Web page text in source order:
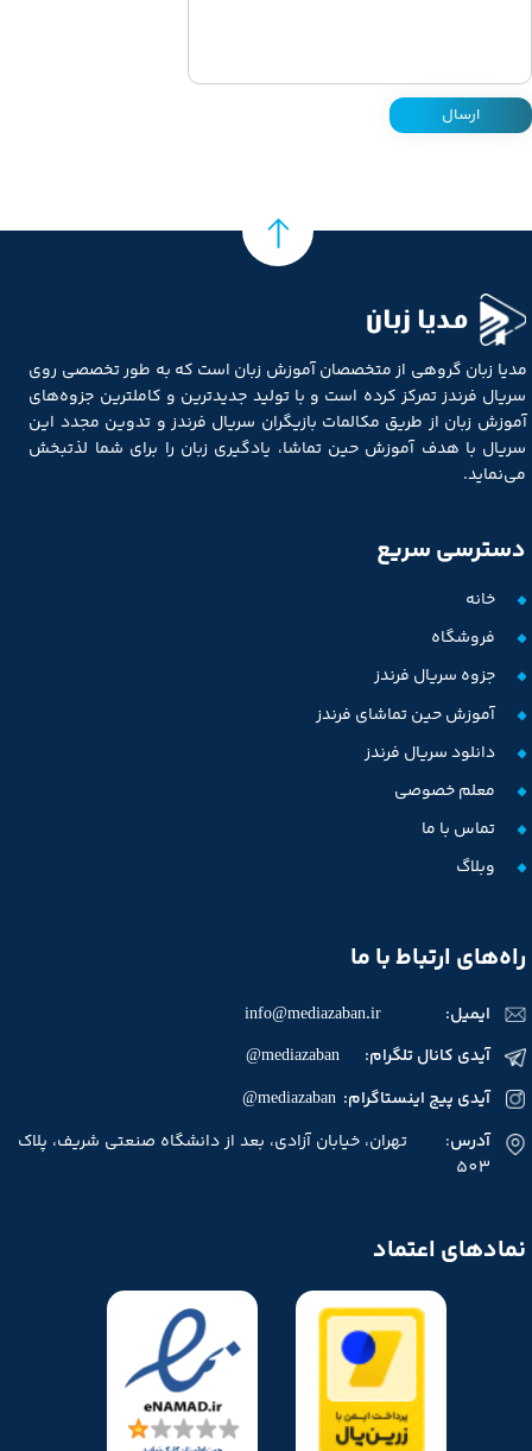
ارسال
مدیا زبان
مدیا زبان گروهی از متخصصان آموزش زبان است که به طور تخصصی روی
سریال فرندز تمرکز کرده است و با تولید جدیدترین و کاملترین جزوه‌های
آموزش زبان از طریق مکالمات بازیگران سریال فرندز و تدوین مجدد این
سریال با هدف آموزش حین تماشا، یادگیری زبان را برای شما لذتبخش
می‌نماید.
نمادهای اعتماد
خانه
فروشگاه
جزوه سریال فرندز
آموزش حین تماشای فرندز
دانلود سریال فرندز
معلم خصوصی
تماس با ما
وبلاگ
دسترسی سریع
راه‌های ارتباط با ما
ایمیل: info@mediazaban.ir
آدرس: تهران، خیابان آزادی، بعد از دانشگاه صنعتی شریف، پلاک
503
آیدی کانال تلگرام: mediazaban@
آیدی پیج اینستاگرام: mediazaban@